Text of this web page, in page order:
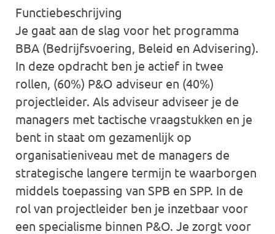
Functiebeschrijving
Je gaat aan de slag voor het programma
BBA (Bedrijfsvoering, Beleid en Advisering).
In deze opdracht ben je actief in twee
rollen, (60%) P&O adviseur en (40%)
projectleider. Als adviseur adviseer je de
managers met tactische vraagstukken en je
bent in staat om gezamenlijk op
organisatieniveau met de managers de
strategische langere termijn te waarborgen
middels toepassing van SPB en SPP. In de
rol van projectleider ben je inzetbaar voor
een specialisme binnen P&O. Je zorgt voor